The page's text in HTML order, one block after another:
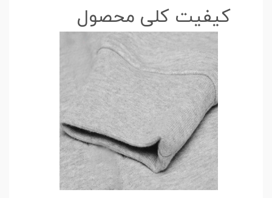
کیفیت کلی محصول